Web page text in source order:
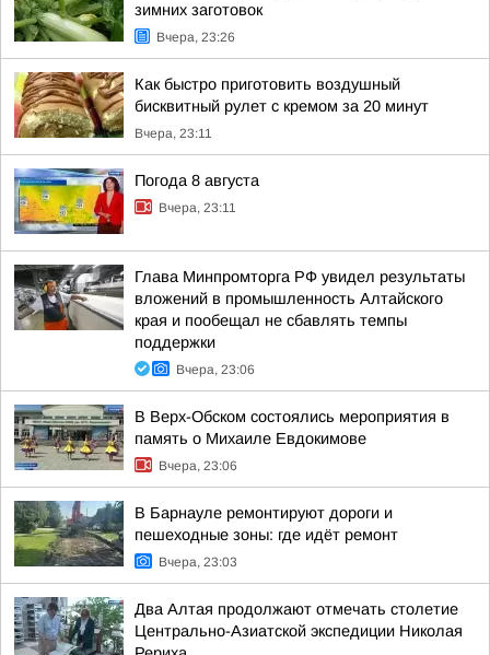
зимних заготовок
Вчера, 23:26
Как быстро приготовить воздушный
бисквитный рулет с кремом за 20 минут
Вчера, 23:11
Погода 8 августа
Вчера, 23:11
Глава Минпромторга РФ увидел результаты
вложений в промышленность Алтайского
края и пообещал не сбавлять темпы
поддержки
Вчера, 23:06
В Верх-Обском состоялись мероприятия в
память о Михаиле Евдокимове
Вчера, 23:06
В Барнауле ремонтируют дороги и
пешеходные зоны: где идёт ремонт
Вчера, 23:03
Два Алтая продолжают отмечать столетие
Центрально-Азиатской экспедиции Николая